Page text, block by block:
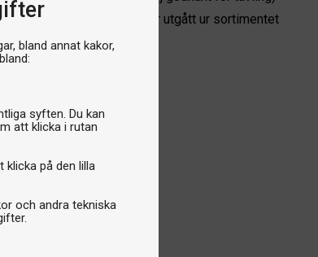
bland annat kakor,
syften. Du kan
att klicka i rutan
på den lilla
och andra tekniska
Produkten har utgått ur sortimentet